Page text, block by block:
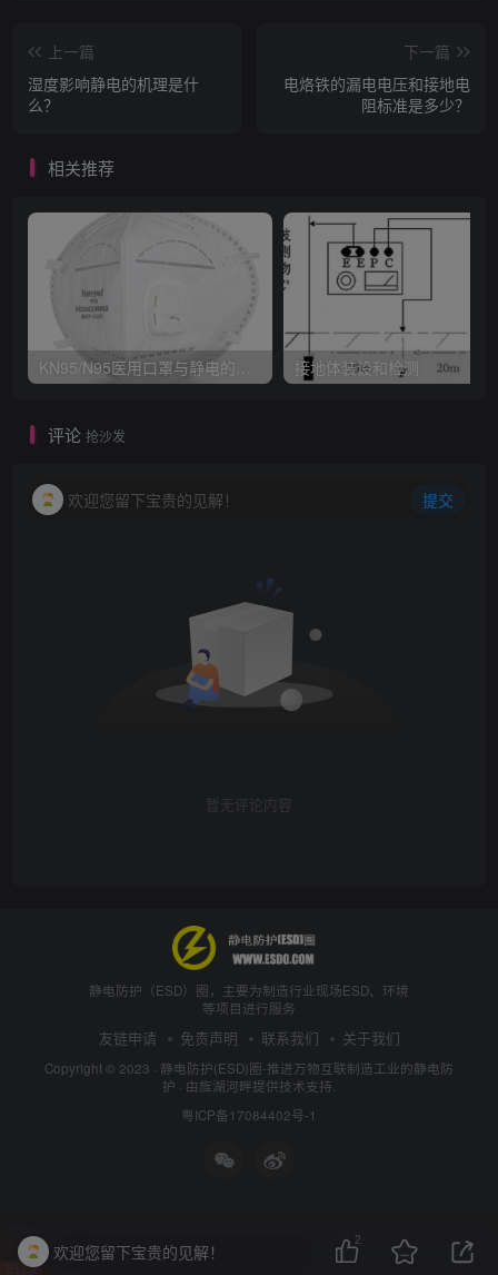
上一篇
湿度影响静电的机理是什
么？
下一篇
电烙铁的漏电电压和接地电
阻标准是多少？
相关推荐
KN95/N95医用口罩与静电的秘密关系 接地体装设和检测
评论 抢沙发
欢迎您留下宝贵的见解！ 提交
暂无评论内容
静电防护（ESD）圈，主要为制造行业现场ESD、环境
等项目进行服务
友链申请 免责声明 联系我们 关于我们
Copyright © 2023 · 静电防护(ESD)圈-推进万物互联制造工业的静电防
护 · 由旌湖河畔提供技术支持.
粤ICP备17084402号-1
欢迎您留下宝贵的见解！
2
51La